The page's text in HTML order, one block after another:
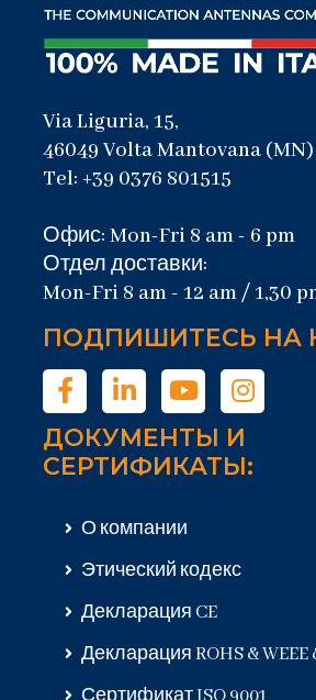
Via Liguria, 15,
46049 Volta Mantovana
Tel: +39 0376 801515
Офис: Mon-Fri 8 am - 6 pm
Отдел доставки:
Mon-Fri 8 am - 12 am / 1,30
ПОДПИШИТЕСЬ НА
ДОКУМЕНТЫ И
СЕРТИФИКАТЫ:
О компании
Этический кодекс
Декларация CE
Декларация ROHS & WEEE